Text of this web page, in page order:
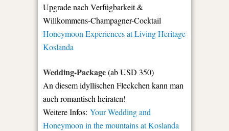
Upgrade nach Verfügbarkeit &
Willkommens-Champagner-Cocktail
Honeymoon Experiences at Living Heritage
Koslanda
Wedding-Package(ab USD 350)
An diesem idyllischen Fleckchen kann man
auch romantisch heiraten!
Weitere Infos: Your Wedding and
Honeymoon in the mountains at Koslanda